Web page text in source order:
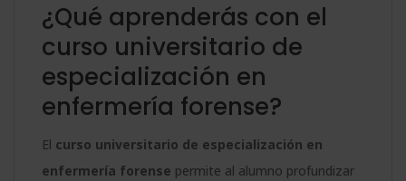
¿Qué aprenderás con el
curso universitario de
especialización en
enfermería forense?
El curso universitario de especialización en
enfermería forense permite al alumno profundizar